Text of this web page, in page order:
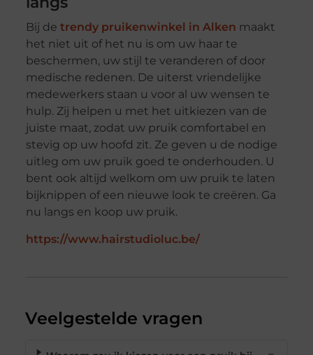
Bij de trendy pruikenwinkel in Alken maakt
het niet uit of het nu is om uw haar te
beschermen, uw stijl te veranderen of door
medische redenen. De uiterst vriendelijke
medewerkers staan u voor al uw wensen te
hulp. Zij helpen u met het uitkiezen van de
juiste maat, zodat uw pruik comfortabel en
stevig op uw hoofd zit. Ze geven u de nodige
uitleg om uw pruik goed te onderhouden. U
bent ook altijd welkom om uw pruik te laten
bijknippen of een nieuwe look te creëren. Ga
nu langs en koop uw pruik.
https://www.hairstudioluc.be/
Veelgestelde vragen